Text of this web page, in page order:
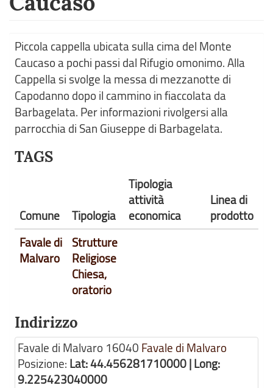
Piccola cappella ubicata sulla cima del Monte
Caucaso a pochi passi dal Rifugio omonimo. Alla
Cappella si svolge la messa di mezzanotte di
Capodanno dopo il cammino in fiaccolata da
Barbagelata. Per informazioni rivolgersi alla
parrocchia di San Giuseppe di Barbagelata.
TAGS
Comune Tipologia
Tipologia
attività
economica
Linea di
prodotto
Favale di
Malvaro
Strutture
Religiose
Chiesa,
oratorio
Indirizzo
Favale di Malvaro 16040 Favale di Malvaro
Posizione: Lat: 44.456281710000 | Long:
9.225423040000